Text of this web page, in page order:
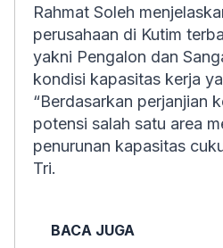
Rahmat Soleh
perusahaan di Kutim
yakni Pengalon dan
kondisi kapasitas kerja
“Berdasarkan perjanjian
potensi salah satu area
penurunan kapasitas
Tri.
BACA JUGA